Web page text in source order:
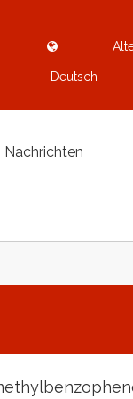
Deutsch
Nachrichten